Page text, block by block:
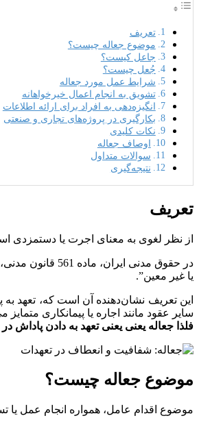
تعریف
موضوع جعاله چیست؟
جاعل کیست؟
جُعل چیست؟
شرایط عمل مورد جعاله
تشویق به انجام اعمال خیرخواهانه
انگیزه‌دهی به افراد برای ارائه اطلاعات
بکارگیری در پروژه‌های تجاری و صنعتی
نکات کلیدی
اوصاف جعاله
سوالات متداول
نتیجه‌گیری
تعریف
از نظر لغوی به معنای اجرت یا دستمزدی
در حقوق مدنی
یا غیر معین”.
این تعریف نشان‌دهنده آن است که، تعهد
سایر عقود مانند اجاره یا پیمانکاری
فلذا جعاله یعنی یعنی تعهد به دادن پاداش
موضوع جعاله چیست؟
موضوع اقدام عامل، همواره انجام عمل